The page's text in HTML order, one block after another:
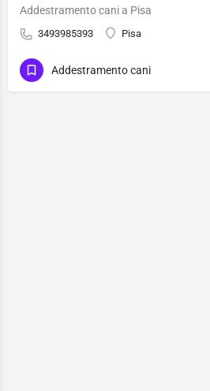
Addestramento cani a Pisa
3493985393 Pisa
Addestramento cani